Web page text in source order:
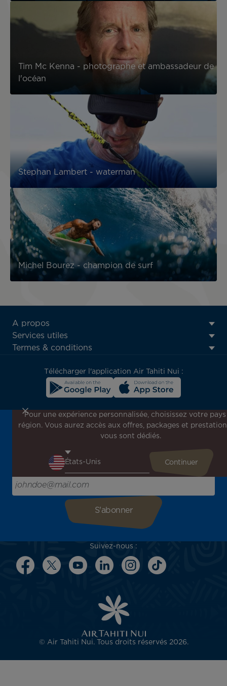
Tim Mc Kenna - photographe et ambassadeur de
l'océan
Stephan Lambert - waterman
Michel Bourez - champion de surf
ATN:
Footer
menu
A propos
Services utiles
Termes & conditions
Télécharger l'application Air Tahiti Nui :
Inscrivez-vous à notre newsletter !
Recevez en avant-première toutes nos offres spéciales et
l'inspiration pour votre prochain voyage !
Saisissez votre adresse e-mail ici
Suivez-nous :
Pour une expérience personnalisée, choisissez votre
région. Vous aurez accès aux offres, packages et
vous sont dédiés.
© Air Tahiti Nui. Tous droits réservés 2026.